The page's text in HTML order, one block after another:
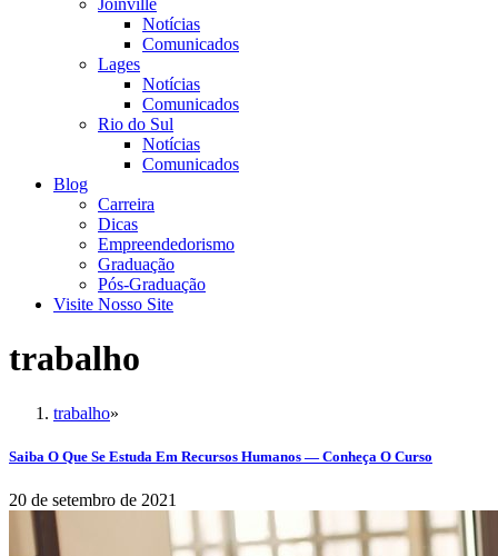
Joinville
Notícias
Comunicados
Lages
Notícias
Comunicados
Rio do Sul
Notícias
Comunicados
Blog
Carreira
Dicas
Empreendedorismo
Graduação
Pós-Graduação
Visite Nosso Site
trabalho
trabalho»
Saiba O Que Se Estuda Em Recursos Humanos — Conheça O Curso
20 de setembro de 2021